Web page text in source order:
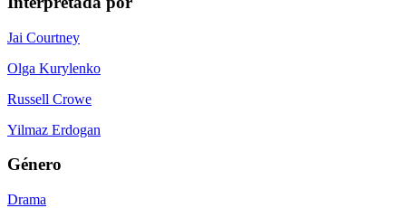
Jai Courtney
Olga Kurylenko
Russell Crowe
Yilmaz Erdogan
Género
Drama